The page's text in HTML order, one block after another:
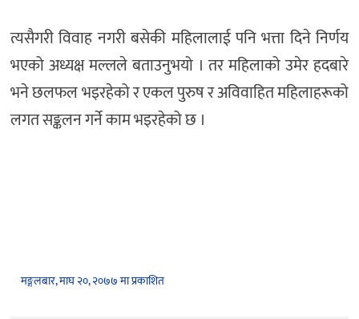
त्यसैगरी विवाह नगरी बसेकी महिलालाई पनि भत्ता दिने निर्णय
भएको अध्यक्ष मल्लले बताउनुभयो । तर महिलाको उमेर हदबारे
भने छलफल भइरहेको र एकल पुरुष र अविवाहित महिलाहरूको
लगत सङ्कलन गर्ने काम भइरहेको छ ।
मङ्गलबार, माघ २०, २०७७ मा प्रकाशित